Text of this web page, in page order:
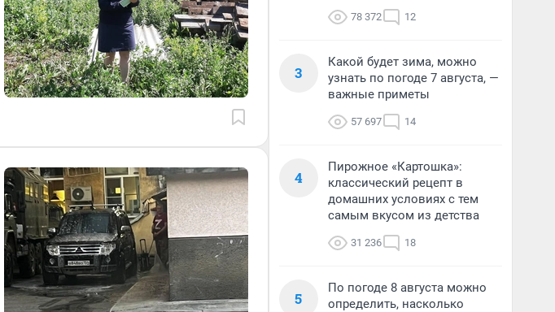
78 372 12
3
Какой будет зима, можно
узнать по погоде 7 августа, —
важные приметы
57 697 14
4
Пирожное «Картошка»:
классический рецепт в
домашних условиях с тем
самым вкусом из детства
31 236 18
5
По погоде 8 августа можно
определить, насколько